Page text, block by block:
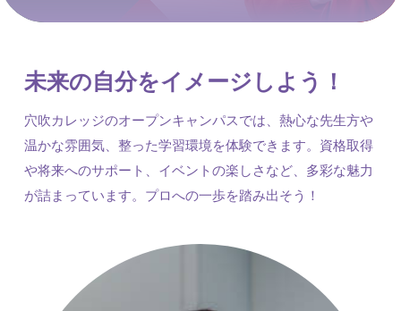
未来の自分をイメージしよう！
穴吹カレッジのオープンキャンパスでは、熱心な先生方や
温かな雰囲気、整った学習環境を体験できます。資格取得
や将来へのサポート、イベントの楽しさなど、多彩な魅力
が詰まっています。プロへの一歩を踏み出そう！